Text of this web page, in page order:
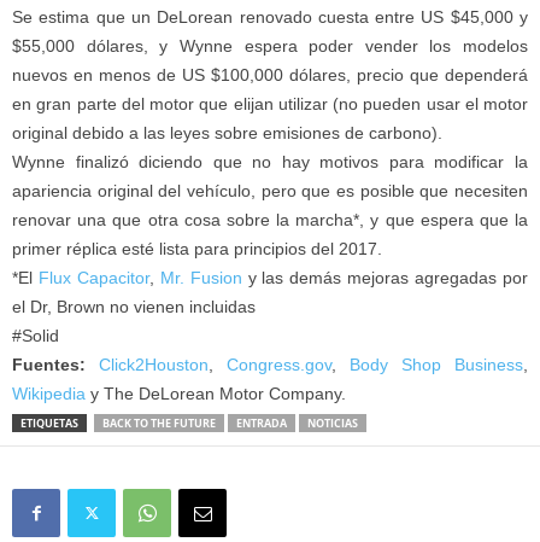
Se estima que un DeLorean renovado cuesta entre US $45,000 y
$55,000 dólares, y Wynne espera poder vender los modelos
nuevos en menos de US $100,000 dólares, precio que dependerá
en gran parte del motor que elijan utilizar (no pueden usar el motor
original debido a las leyes sobre emisiones de carbono).
Wynne finalizó diciendo que no hay motivos para modificar la
apariencia original del vehículo, pero que es posible que necesiten
renovar una que otra cosa sobre la marcha*, y que espera que la
primer réplica esté lista para principios del 2017.
*El Flux Capacitor, Mr. Fusion y las demás mejoras agregadas por
el Dr, Brown no vienen incluidas
#Solid
Fuentes:
Click2Houston Congress.gov, Body Shop Business
Wikipedia y The DeLorean Motor Company.
ETIQUETAS BACK TO THE FUTURE ENTRADA NOTICIAS